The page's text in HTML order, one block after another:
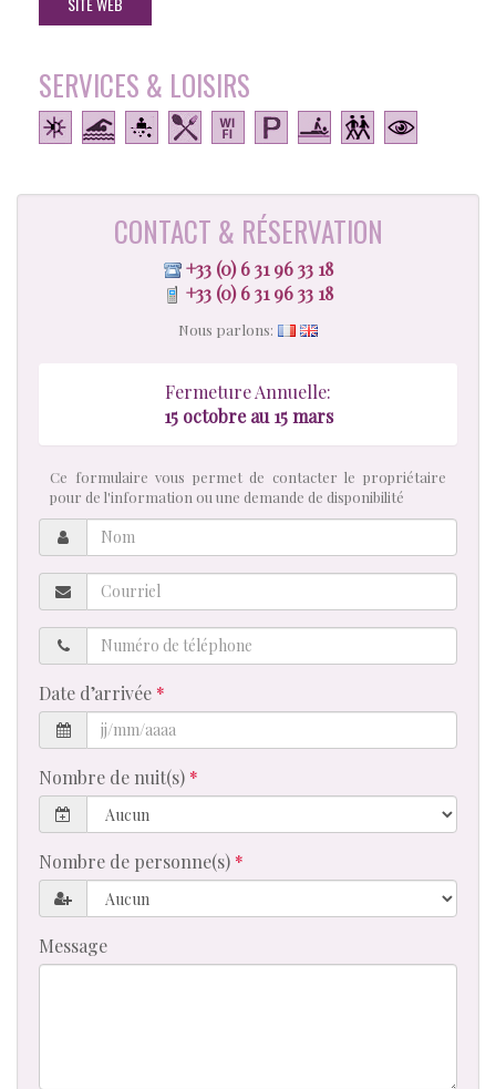
SERVICES & LOISIRS
CONTACT & RÉSERVATION
+33 (0) 6 31 96 33 18
+33 (0) 6 31 96 33 18
Nous parlons:
Fermeture Annuelle:
15 octobre au 15 mars
Ce formulaire vous permet de contacter le propriétaire
pour de l'information ou une demande de disponibilité
Nom
Courriel
Numéro
de
téléphone
Date d’arrivée
Nombre de nuit(s)
Nombre de personne(s)
Message